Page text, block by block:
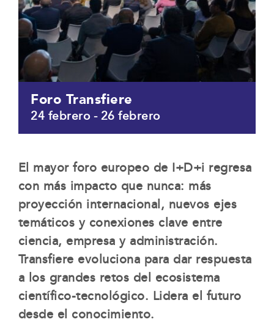
Foro Transfiere
24 febrero- 26 febrero
El mayor foro europeo de I+D+i regresa
con más impacto que nunca: más
proyección internacional, nuevos ejes
temáticos y conexiones clave entre
ciencia, empresa y administración.
Transfiere evoluciona para dar respuesta
a los grandes retos del ecosistema
científico-tecnológico. Lidera el futuro
desde el conocimiento.